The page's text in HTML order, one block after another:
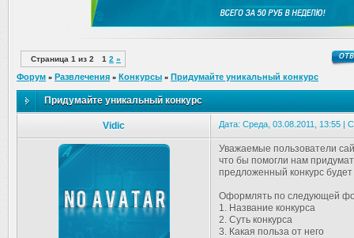
Страница 1 из 2 1 2 »
Форум » Развлечения » Конкурсы » Придумайте уникальный конкурс
Придумайте уникальный конкурс
Vidic Дата: Среда, 03.08.2011, 13:55 |
Уважаемые пользователи
что бы помогли нам
предложенный конкурс
Оформлять по следующей
1. Название конкурса
2. Суть конкурса
3. Какая польза от него